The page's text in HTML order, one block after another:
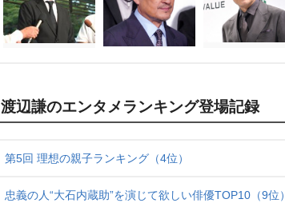
渡辺謙のエンタメランキング登場記録
第5回 理想の親子ランキング（4位）
忠義の人“大石内蔵助”を演じて欲しい俳優TOP10（9位）